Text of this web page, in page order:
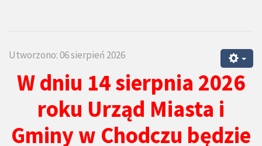
Utworzono: 06 sierpień 2026
W dniu 14 sierpnia 2026
roku Urząd Miasta i
Gminy w Chodczu będzie